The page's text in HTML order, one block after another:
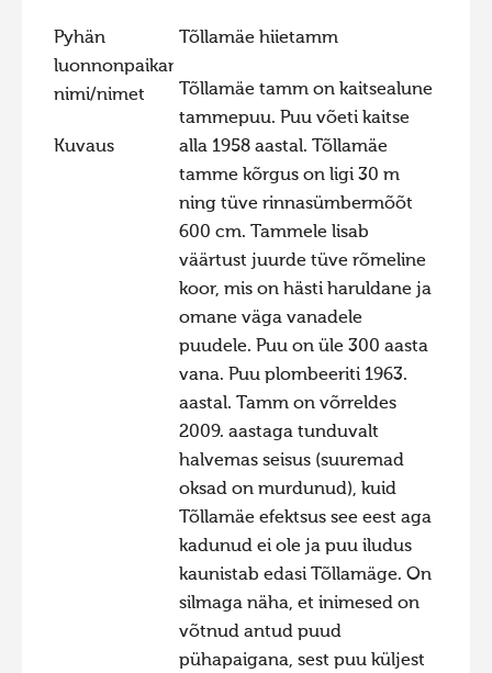
Hiite kuvavõistlus 2015
Hiite kuvavõistlus 2014
Hiite kuvavõistlus 2012
Hiite kuvavõistlus 2011
Hiite kuvavõistlus 2010
Hiite kuvavõistlus 2009
Hiite kuvavõistlus 2008
Pyhän
luonnonpaikan
nimi/nimet
Tõllamäe hiietamm
Kuvaus
Tõllamäe tamm on kaitsealune
tammepuu. Puu võeti kaitse
alla 1958 aastal. Tõllamäe
tamme kõrgus on ligi 30 m
ning tüve rinnasümbermõõt
600 cm. Tammele lisab
väärtust juurde tüve rõmeline
koor, mis on hästi haruldane ja
omane väga vanadele
puudele. Puu on üle 300 aasta
vana. Puu plombeeriti 1963.
aastal. Tamm on võrreldes
2009. aastaga tunduvalt
halvemas seisus (suuremad
oksad on murdunud), kuid
Tõllamäe efektsus see eest aga
kadunud ei ole ja puu iludus
kaunistab edasi Tõllamäge. On
silmaga näha, et inimesed on
võtnud antud puud
pühapaigana, sest puu küljest